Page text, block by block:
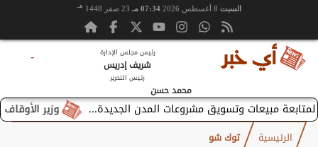
السبت 07:34 مـ 23 صفر 1448 هـ
رئيس مجلس الإدارة
شريف إدريس
رئيس التحرير
محمد حسن
-
وزير الأوقاف
الرئيسية توك شو